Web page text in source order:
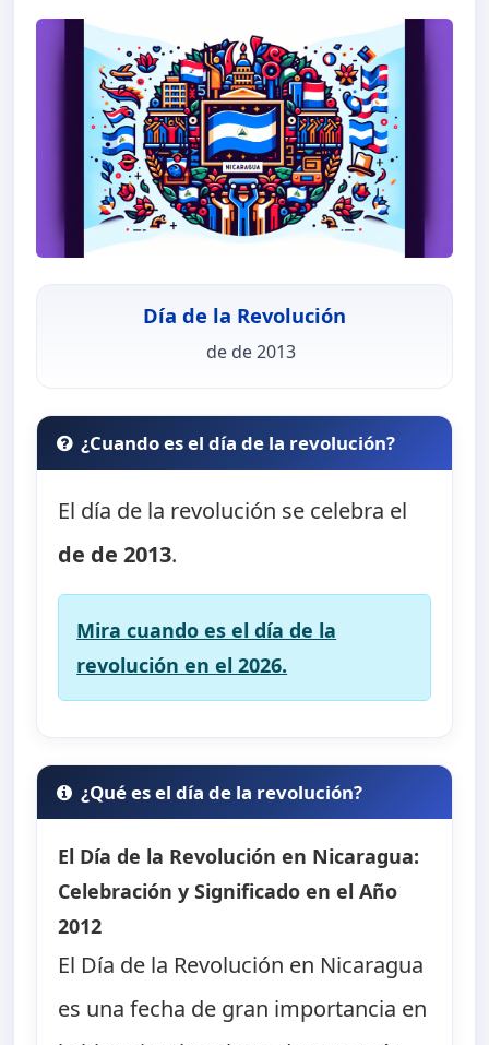
Día de la Revolución
de de 2013
¿Cuando es el día de la revolución?
El día de la revolución se celebra el
de de 2013.
Mira cuando es el día de la
revolución en el 2026.
¿Qué es el día de la revolución?
El Día de la Revolución en Nicaragua:
Celebración y Significado en el Año
2012
El Día de la Revolución en Nicaragua
es una fecha de gran importancia en